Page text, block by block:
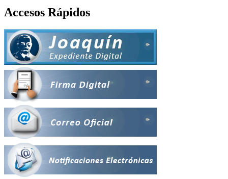
Accesos Rápidos